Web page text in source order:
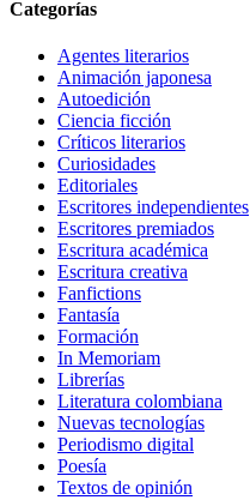
Categorías
Agentes literarios
Animación japonesa
Autoedición
Ciencia ficción
Críticos literarios
Curiosidades
Editoriales
Escritores independientes
Escritores premiados
Escritura académica
Escritura creativa
Fanfictions
Fantasía
Formación
In Memoriam
Librerías
Literatura colombiana
Nuevas tecnologías
Periodismo digital
Poesía
Textos de opinión